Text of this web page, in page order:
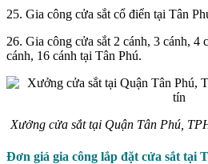
25. Gia công cửa sắt cổ điển tại Tân
26. Gia công cửa sắt 2 cánh, 3 cánh, 4
cánh, 16 cánh tại Tân Phú.
Xưởng cửa sắt tại Quận Tân Phú,
Đơn giá gia công lắp đặt cửa sắt tại